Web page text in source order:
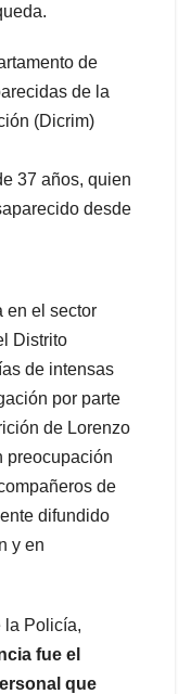
de
de la
(Dicrim)
37 años, quien
desde
en el sector
Distrito
de intensas
por parte
de Lorenzo
preocupación
de
difundido
y en
la Policía,
fue el
que